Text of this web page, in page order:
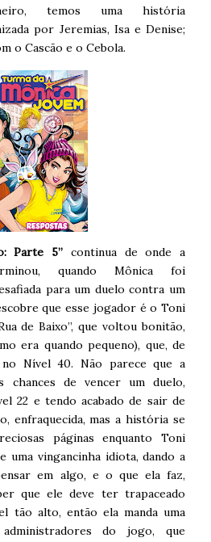
temos uma história
por Jeremias, Isa e Denise;
o Cascão e o Cebola.
Parte 5” continua de onde a
quando Mônica foi
para um duelo contra um
que esse jogador é o Toni
de Baixo”, que voltou bonitão,
era quando pequeno), que, de
no Nível 40. Não parece que a
chances de vencer um duelo,
22 e tendo acabado de sair de
enfraquecida, mas a história se
páginas enquanto Toni
uma vingancinha idiota, dando a
em algo, e o que ela faz,
que ele deve ter trapaceado
tão alto, então ela manda uma
do jogo, que